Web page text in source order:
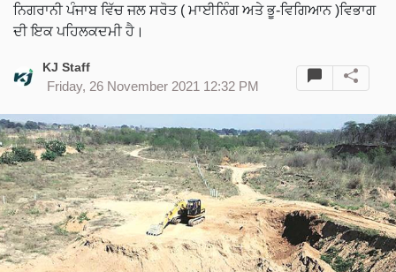
ਨਿਗਰਾਨੀ ਪੰਜਾਬ ਵਿੱਚ ਜਲ ਸਰੋਤ ( ਮਾਈਨਿੰਗ ਅਤੇ ਭੂ-ਵਿਗਿਆਨ )ਵਿਭਾਗ
ਦੀ ਇਕ ਪਹਿਲਕਦਮੀ ਹੈ।
KJ Staff
Friday, 26 November 2021 12:32 PM